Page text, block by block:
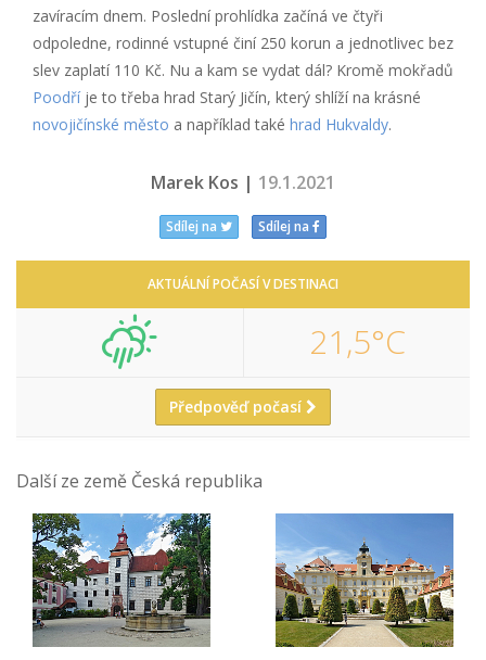
zavíracím dnem. Poslední prohlídka začíná ve čtyři
odpoledne, rodinné vstupné činí 250 korun a jednotlivec bez
slev zaplatí 110 Kč. Nu a kam se vydat dál? Kromě mokřadů
Poodříje to třeba hrad Starý Jičín, který shlíží na krásné
novojičínské město a například také hrad Hukvaldy.
Marek Kos | 19.1.2021
Sdílej na Sdílej na
AKTUÁLNÍ POČASÍ V DESTINACI
21,5°C
Předpověď počasí
Další ze země Česká republika